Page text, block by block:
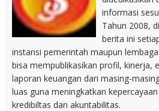
informasi
Tahun 2008,
berita ini
instansi pemerintah maupun
bisa mempublikasikan profil, kinerja,
laporan keuangan dari masing-
luas guna meningkatkan
kredibiltas dan akuntabilitas.